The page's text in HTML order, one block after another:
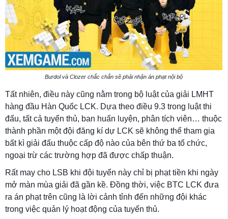
Burdol và Clozer chắc chắn sẽ phải nhận án phạt nội bộ
Tất nhiên, điều này cũng nằm trong bộ luật của giải LMHT
hàng đầu Hàn Quốc LCK. Dựa theo điều 9.3 trong luật thi
đấu, tất cả tuyển thủ, ban huấn luyện, phân tích viên… thuộc
thành phần một đội đăng kí dự LCK sẽ không thể tham gia
bất kì giải đấu thuộc cấp độ nào của bên thứ ba tổ chức,
ngoại trừ các trường hợp đã được chấp thuận.
Rất may cho LSB khi đội tuyển này chỉ bị phạt tiền khi ngày
mở màn mùa giải đã gần kề. Đồng thời, việc BTC LCK đưa
ra án phạt trên cũng là lời cảnh tỉnh đến những đội khác
trong việc quản lý hoạt động của tuyển thủ.